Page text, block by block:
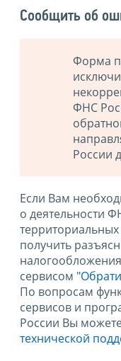
Сообщить об
Форма
ФНС
России
Если Вам
о деятельности
получить
сервисом
По вопросам
сервисов и
России Вы
технической